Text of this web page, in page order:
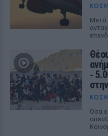
Μετά
‑
Όσα